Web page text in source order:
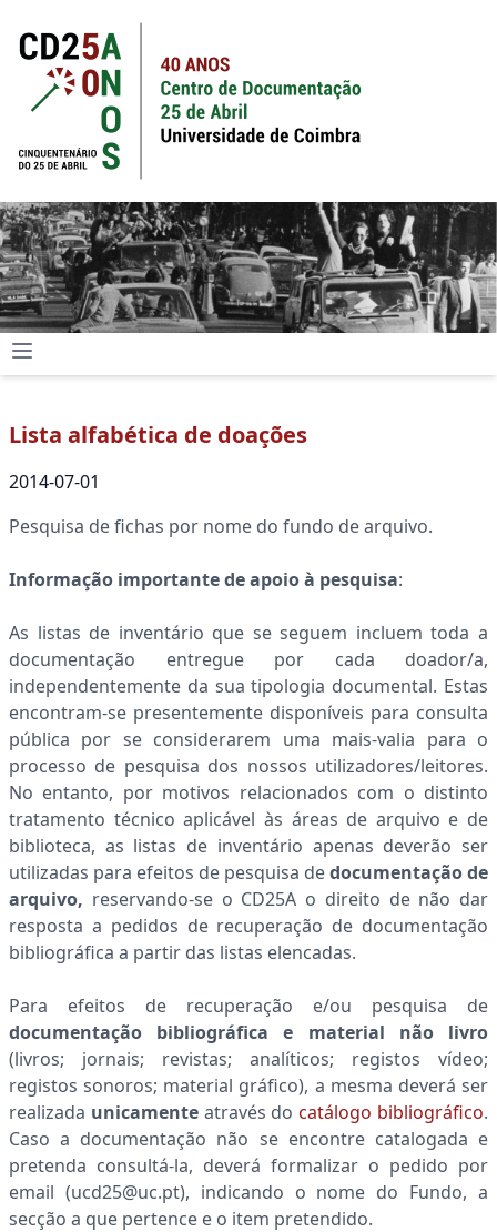
Lista alfabética de doações
2014-07-01
Pesquisa de fichas por nome do fundo de arquivo.
Informação importante de apoio à pesquisa:
As listas de inventário que se seguem incluem toda a
documentação entregue por cada doador/a,
independentemente da sua tipologia documental. Estas
encontram-se presentemente disponíveis para consulta
pública por se considerarem uma mais-valia para o
processo de pesquisa dos nossos utilizadores/leitores.
No entanto, por motivos relacionados com o distinto
tratamento técnico aplicável às áreas de arquivo e de
biblioteca, as listas de inventário apenas deverão ser
utilizadas para efeitos de pesquisa dedocumentação de
arquivo, reservando-se o CD25A o direito de não dar
resposta a pedidos de recuperação de documentação
bibliográfica a partir das listas elencadas.
Para efeitos de recuperação e/ou pesquisa de
documentação bibliográfica e material não livro
(livros; jornais; revistas; analíticos; registos vídeo;
registos sonoros; material gráfico), a mesma deverá ser
realizada unicamenteatravés docatálogo bibliográfico.
Caso a documentação não se encontre catalogada e
pretenda consultá-la, deverá formalizar o pedido por
email (ucd25@uc.pt), indicando o nome do Fundo, a
secção a que pertence e o item pretendido.